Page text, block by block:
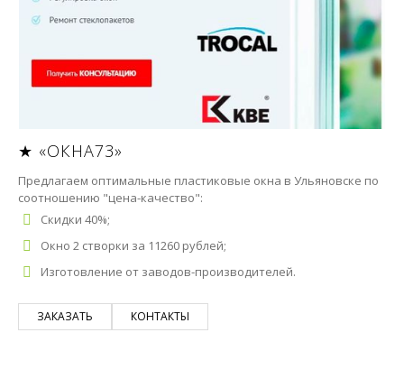
★ «ОКНА73»
Предлагаем оптимальные пластиковые окна в Ульяновске по
соотношению "цена-качество":
Скидки 40%;
Окно 2 створки за 11260 рублей;
Изготовление от заводов-производителей.
ЗАКАЗАТЬ КОНТАКТЫ